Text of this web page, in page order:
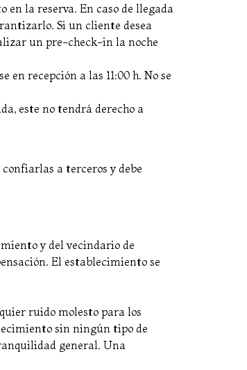
la reserva. En caso de llegada
Si un cliente desea
un pre-check-in la noche
recepción a las 11:00 h. No se
este no tendrá derecho a
a terceros y debe
y del vecindario de
El establecimiento se
ruido molesto para los
sin ningún tipo de
general. Una